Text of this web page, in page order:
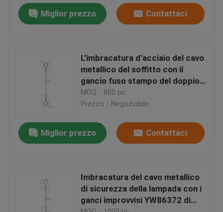
Circa noi
Controllo di qualità
Richieda una citazione
Pinze di presa del cavo degli aerei
Pinze di presa del cavetto registrabile
Miglior prezzo Contattaci
L'imbracatura d'acciaio del cavo
metallico del soffitto con il
gancio fuso stampo del doppio
32.5*76mm conclude YW86371
MOQ：800 pc
Prezzo：Negoziabile
Miglior prezzo Contattaci
Imbracatura del cavo metallico
di sicurezza della lampada con i
ganci improvvisi YW86372 di